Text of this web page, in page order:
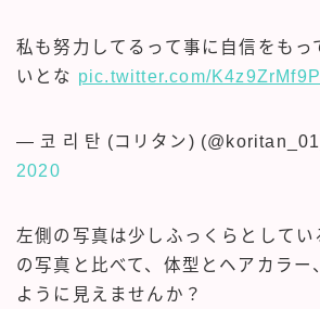
私も努力してるって事に自信をもっ
いとな pic.twitter.com/K4z9ZrMf9P
— 코 리 탄 (コリタン)
2020
左側の写真は少しふっくらとして
の写真と比べて、体型とヘアカラー
ように見えませんか？